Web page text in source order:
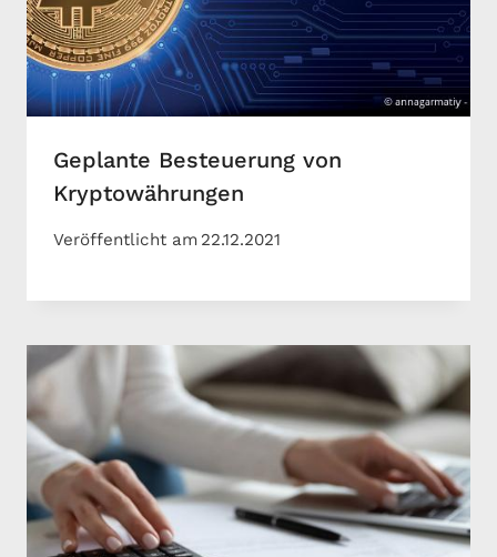
Geplante Besteuerung von
Kryptowährungen
Veröffentlicht am 22.12.2021